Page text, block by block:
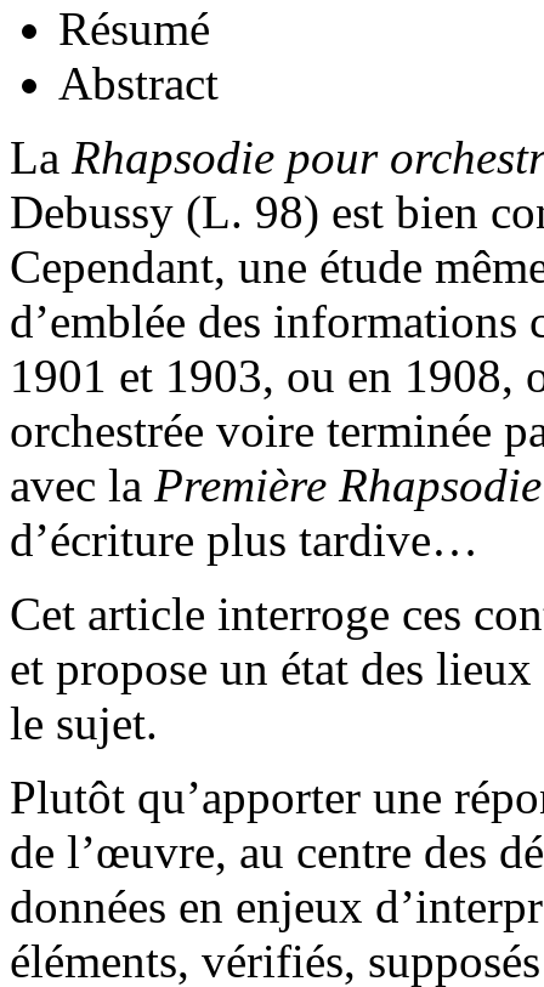
Résumé
Abstract
La Rhapsodie pour
Debussy (L. 98) est bien
Cependant, une étude
d’emblée des informations
1901 et 1903, ou en 1908,
orchestrée voire terminée
avec la Première Rhapsodie
d’écriture plus tardive…
Cet article interroge ces
et propose un état des lieux
le sujet.
Plutôt qu’apporter une
de l’œuvre, au centre des
données en enjeux
éléments, vérifiés,